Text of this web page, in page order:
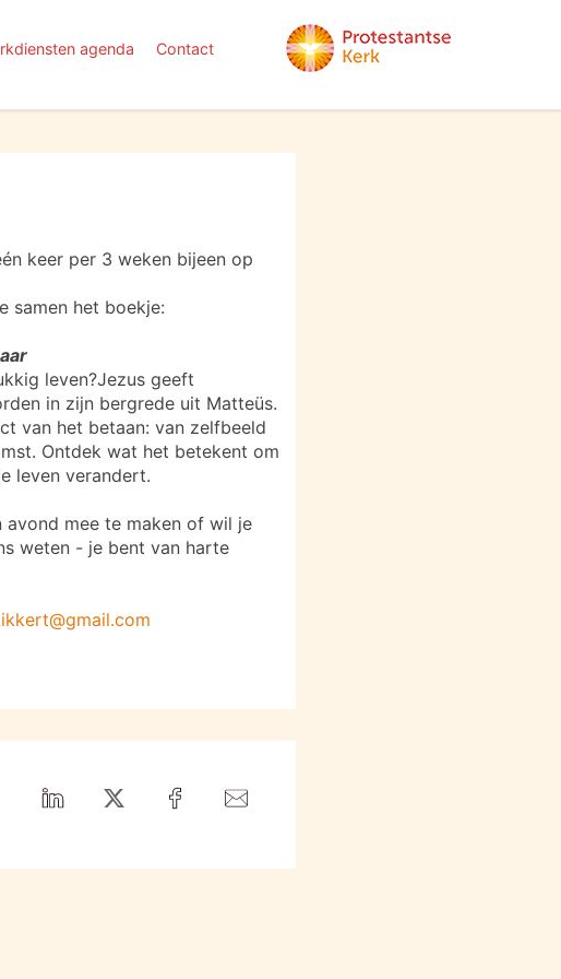
agenda Contact
keer per 3 weken bijeen op
samen het boekje:
leven?Jezus geeft
in zijn bergrede uit Matteüs.
van het betaan: van zelfbeeld
Ontdek wat het betekent om
leven verandert.
avond mee te maken of wil je
weten - je bent van harte